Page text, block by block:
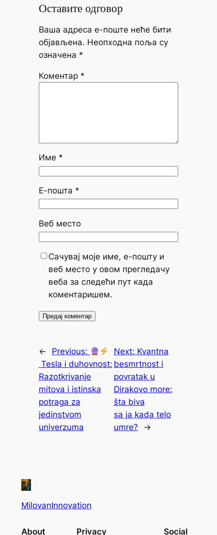
Оставите одговор
Ваша адреса е-поште неће бити
објављена. Неопходна поља су
означена *
Коментар *
Име *
Е-пошта *
Веб место
Сачувај моје име, е-пошту и
веб место у овом прегледачу
веба за следећи пут када
коментаришем.
←
Previous:
Tesla i duhovnost:
Razotkrivanje
mitova i istinska
potraga za
jedinstvom
univerzuma
Next: Kvantna
besmrtnost i
povratak u
Dirakovo more:
šta biva
sa ja kada telo
umre?
→
MilovanInnovation
About Privacy Social